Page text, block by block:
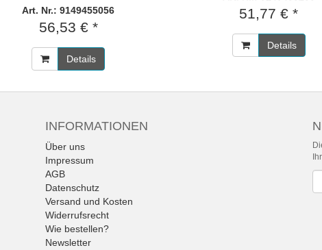
Art. Nr.: 9149455056
56,53 € *
Details
51,77 € *
Details
INFORMATIONEN
Über uns
Impressum
AGB
Datenschutz
Versand und Kosten
Widerrufsrecht
Wie bestellen?
Newsletter